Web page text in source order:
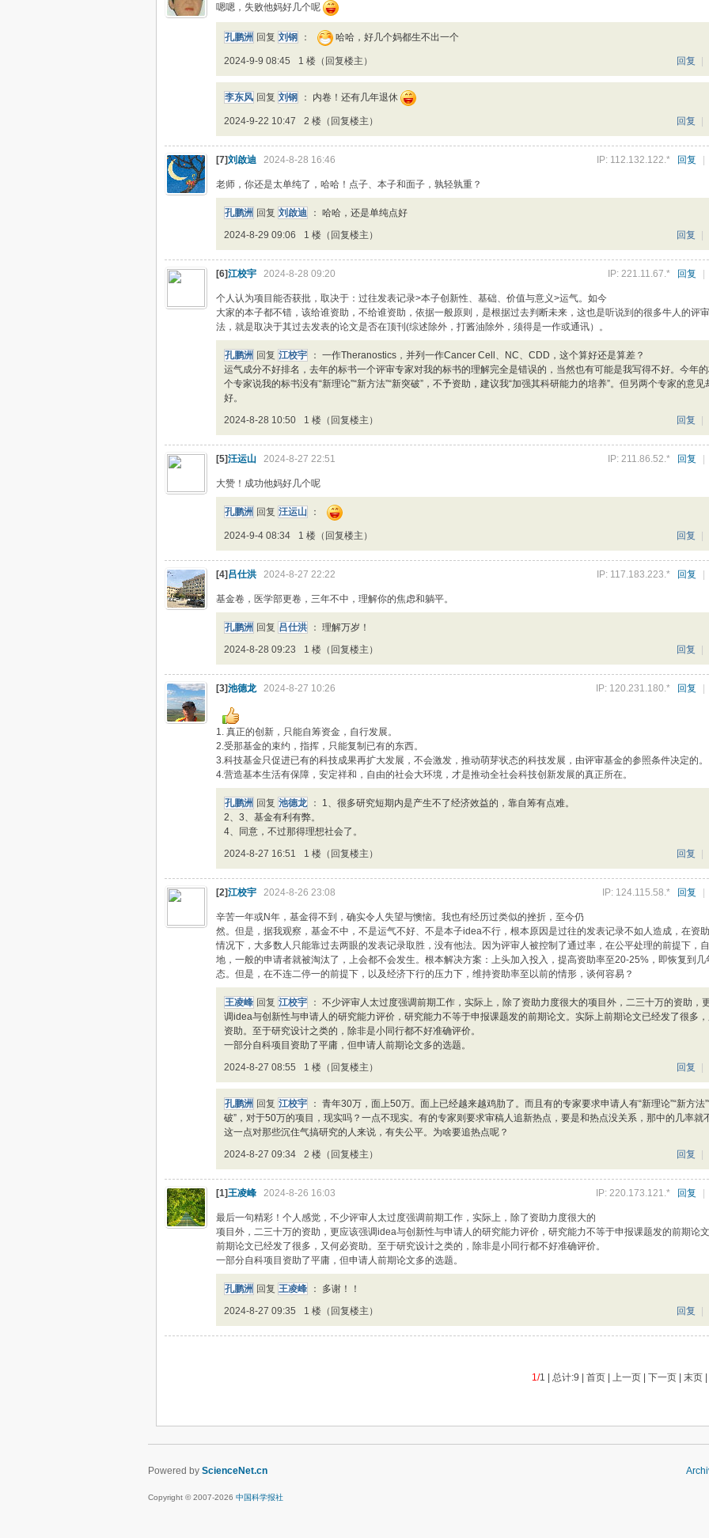
嗯嗯，失败他妈好几个呢
孔鹏洲 回复 刘钢 ： 哈哈，好几个妈都生不出一个
2024-9-9 08:45 1 楼（回复楼主） |
回复
李东风 回复 刘钢 ： 内卷！还有几年退休
2024-9-22 10:47 2 楼（回复楼主） |
回复
IP: 112.132.122.* 回复 |
[7]刘啟迪 2024-8-28 16:46
老师，你还是太单纯了，哈哈！点子、本子和面子，孰轻孰重？
孔鹏洲 回复 刘啟迪 ： 哈哈，还是单纯点好
2024-8-29 09:06
1 楼（回复楼主） |
回复
IP: 221.11.67.* 回复 |
[6]江校宇 2024-8-28 09:20
个人认为项目能否获批，取决于：过往发表记录>本子创新性、基础、价值与意义>运气。如今
大家的本子都不错，该给谁资助，不给谁资助，依据一般原则，是根据过去判断未来，这也是听说到的很多牛人的评
法，就是取决于其过去发表的论文是否在顶刊(综述除外，打酱油除外，须得是一作或通讯）。
孔鹏洲 回复 江校宇 ： 一作Theranostics，并列一作Cancer Cell、NC、CDD，这个算好还是算差？
运气成分不好排名，去年的标书一个评审专家对我的标书的理解完全是错误的，当然也有可能是我写得不好。今年
个专家说我的标书没有“新理论”“新方法”“新突破”，不予资助，建议我“加强其科研能力的培养”。但另两个专家的意见
好。
2024-8-28 10:50
1 楼（回复楼主） |
回复
IP: 211.86.52.* 回复 |
[5]汪运山 2024-8-27 22:51
大赞！成功他妈好几个呢
孔鹏洲 回复 汪运山 ：
2024-9-4 08:34 1 楼（回复楼主） |
回复
IP: 117.183.223.* 回复 |
[4]吕仕洪 2024-8-27 22:22
基金卷，医学部更卷，三年不中，理解你的焦虑和躺平。
孔鹏洲 回复 吕仕洪 ： 理解万岁！
2024-8-28 09:23
1 楼（回复楼主） |
回复
IP: 120.231.180.* 回复 |
[3]池德龙 2024-8-27 10:26
1. 真正的创新，只能自筹资金，自行发展。
2.受那基金的束约，指挥，只能复制已有的东西。
3.科技基金只促进已有的科技成果再扩大发展，不会激发，推动萌芽状态的科技发展，由评审基金的参照条件决定的。
4.营造基本生活有保障，安定祥和，自由的社会大环境，才是推动全社会科技创新发展的真正所在。
孔鹏洲 回复 池德龙 ： 1、很多研究短期内是产生不了经济效益的，靠自筹有点难。
2、3、基金有利有弊。
4、同意，不过那得理想社会了。
2024-8-27 16:51
1 楼（回复楼主） |
回复
IP: 124.115.58.* 回复 |
[2]江校宇 2024-8-26 23:08
辛苦一年或N年，基金得不到，确实令人失望与懊恼。我也有经历过类似的挫折，至今仍
然。但是，据我观察，基金不中，不是运气不好、不是本子idea不行，根本原因是过往的发表记录不如人造成，在资
情况下，大多数人只能靠过去两眼的发表记录取胜，没有他法。因为评审人被控制了通过率，在公平处理的前提下，
地，一般的申请者就被淘汰了，上会都不会发生。根本解决方案：上头加入投入，提高资助率至20-25%，即恢复到几
态。但是，在不连二停一的前提下，以及经济下行的压力下，维持资助率至以前的情形，谈何容易？
王凌峰 回复 江校宇 ： 不少评审人太过度强调前期工作，实际上，除了资助力度很大的项目外，二三十万的资助，
调idea与创新性与申请人的研究能力评价，研究能力不等于申报课题发的前期论文。实际上前期论文已经发了很多
资助。至于研究设计之类的，除非是小同行都不好准确评价。
一部分自科项目资助了平庸，但申请人前期论文多的选题。
2024-8-27 08:55
1 楼（回复楼主） |
回复
孔鹏洲 回复 江校宇 ： 青年30万，面上50万。面上已经越来越鸡肋了。而且有的专家要求申请人有“新理论”“新方法
破”，对于50万的项目，现实吗？一点不现实。有的专家则要求审稿人追新热点，要是和热点没关系，那中的几率就
这一点对那些沉住气搞研究的人来说，有失公平。为啥要追热点呢？
2024-8-27 09:34
2 楼（回复楼主） |
回复
IP: 220.173.121.* 回复 |
[1]王凌峰 2024-8-26 16:03
最后一句精彩！个人感觉，不少评审人太过度强调前期工作，实际上，除了资助力度很大的
项目外，二三十万的资助，更应该强调idea与创新性与申请人的研究能力评价，研究能力不等于申报课题发的前期论
前期论文已经发了很多，又何必资助。至于研究设计之类的，除非是小同行都不好准确评价。
一部分自科项目资助了平庸，但申请人前期论文多的选题。
孔鹏洲 回复 王凌峰 ： 多谢！！
2024-8-27 09:35
1 楼（回复楼主） |
回复
1/1 | 总计:9 | 首页 | 上一页 | 下一页 | 末页 |
Powered by ScienceNet.cn
Copyright © 2007-2026 中国科学报社